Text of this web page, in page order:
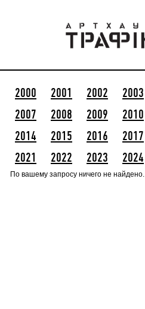
2000 2001 2002 2003
2007
2008 2009 2010
2014
2015 2016 2017
2021
2022 2023 2024
По вашему запросу ничего не найдено.